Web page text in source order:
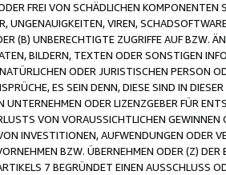
FREI VON SCHÄDLICHEN
UNGENAUIGKEITEN, VIREN,
(B) UNBERECHTIGTE ZUGRIFFE AUF BZW.
BILDERN, TEXTEN ODER SONSTIGEN
ODER JURISTISCHEN PERSON
ES SEIN DENN, DIESE SIND IN
UNTERNEHMEN ODER LIZENZGEBER FÜR
VON VORAUSSICHTLICHEN
INVESTITIONEN, AUFWENDUNGEN ODER
BZW. ÜBERNEHMEN ODER (Z)
7 BEGRÜNDET EINEN AUSSCHLUSS